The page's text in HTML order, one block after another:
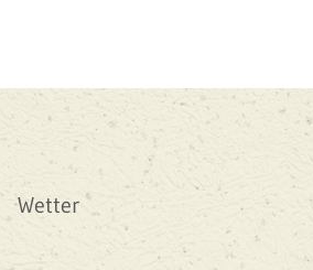
Wetter